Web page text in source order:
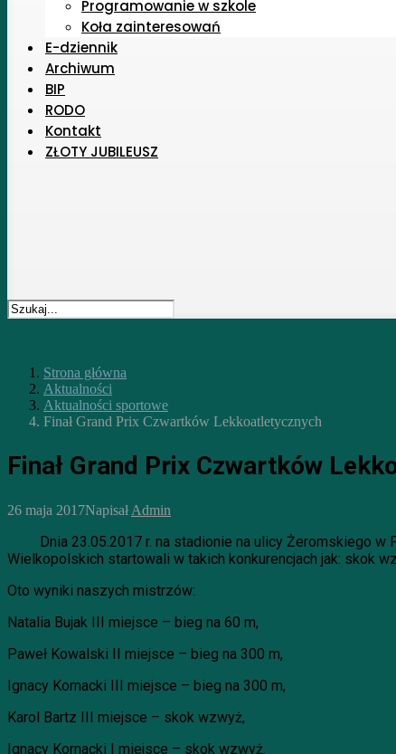
Programowanie w szkole
Koła zainteresowań
E-dziennik
Archiwum
BIP
RODO
Kontakt
ZŁOTY JUBILEUSZ
Strona główna
Aktualności
Aktualności sportowe
Finał Grand Prix Czwartków Lekkoatletycznych
Finał Grand Prix Czwartków
26 maja 2017NapisałAdmin
Dnia 23.05.2017 r. na stadionie na ulicy Żeromskiego w
Wielkopolskich startowali w takich konkurencjach jak: skok
Oto wyniki naszych mistrzów:
Natalia Bujak III miejsce – bieg na 60 m,
Paweł Kowalski II miejsce – bieg na 300 m,
Ignacy Kornacki III miejsce – bieg na 300 m,
Karol Bartz III miejsce – skok wzwyż,
Ignacy Kornacki I miejsce – skok wzwyż.